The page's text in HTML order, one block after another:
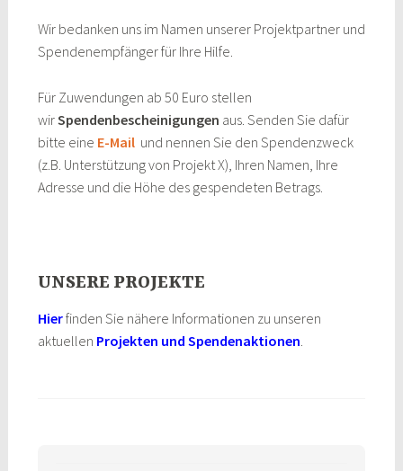
Wir bedanken uns im Namen unserer Projektpartner und
Spendenempfänger für Ihre Hilfe.
Für Zuwendungen ab 50 Euro stellen
wirSpendenbescheinigungen aus. Senden Sie dafür
bitte eine E-Mail und nennen Sie den Spendenzweck
(z.B. Unterstützung von Projekt X), Ihren Namen, Ihre
Adresse und die Höhe des gespendeten Betrags.
UNSERE PROJEKTE
Hierfinden Sie nähere Informationen zu unseren
aktuellen Projekten und Spendenaktionen.